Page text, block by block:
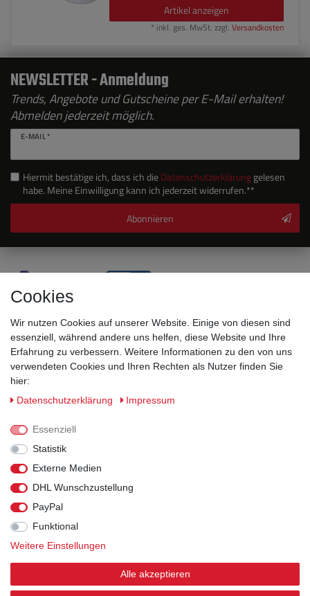
Artikel anzeigen
* inkl. ges. MwSt. zzgl. Versandkosten
NEWSLETTER - Anmeldung
Trends, Angebote und Gutscheine per E-Mail erhalten!
Abmelden jederzeit möglich.
E-MAIL *
Hiermit bestätige ich, dass ich dieDaten­schutz­erklärunggelesen
habe. Meine Einwilligung kann ich jederzeit widerrufen.**
Abonnieren
Sicherheitsklassen
Informationen
Versand
Rechtliches
© 2026 Arbeitsschuhe und Arbeitskleidung kaufen
| HKB24.de - Alle Rechte vorbehalten.| webshop by
nordhelp IT
Cookies
Wir nutzen Cookies auf unserer Website. Einige von diesen sind
essenziell, während andere uns helfen, diese Website und Ihre
Erfahrung zu verbessern. Weitere Informationen zu den von uns
verwendeten Cookies und Ihren Rechten als Nutzer finden Sie
hier:
Daten­schutz­erklärung
Impressum
Essenziell
Statistik
Externe Medien
DHL Wunschzustellung
PayPal
Funktional
Weitere Einstellungen
Alle akzeptieren